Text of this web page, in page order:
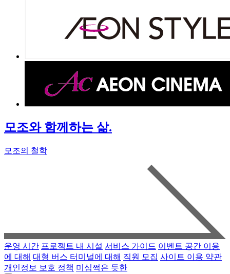
모조와 함께하는 삶.
모조의 철학
운영 시간 프로젝트 내 시설 서비스 가이드 이벤트 공간 이용
에 대해 대형 버스 터미널에 대해 직원 모집 사이트 이용 약관
개인정보 보호 정책 미심쩍은 듯한